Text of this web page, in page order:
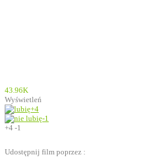
43.96K
Wyświetleń
+4
-1
+4 -1
Udostępnij film poprzez :